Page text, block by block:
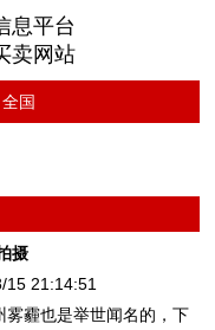
息平台
卖网站
全国
摄
15 21:14:51
霾也是举世闻名的，下